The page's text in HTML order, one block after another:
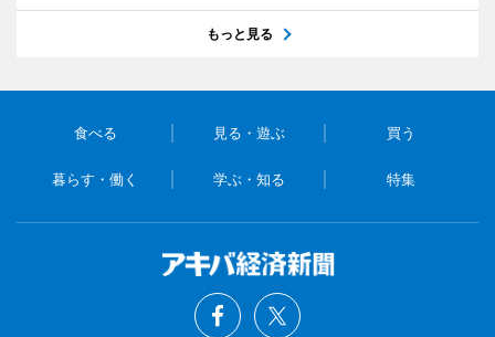
もっと見る
食べる 見る・遊ぶ 買う
暮らす・働く 学ぶ・知る 特集